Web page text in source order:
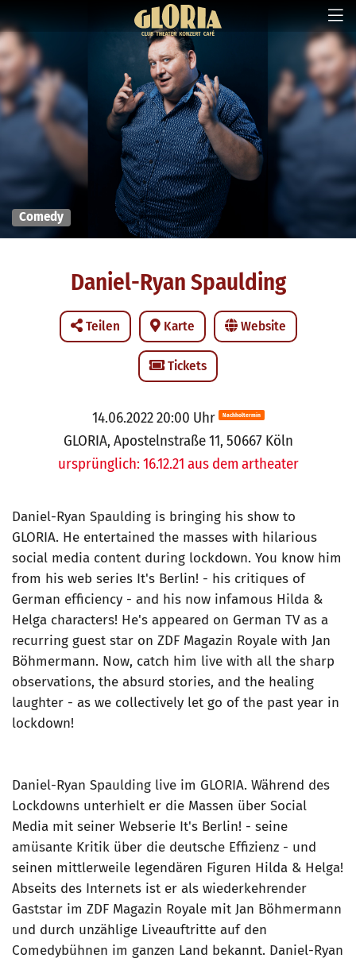
Comedy
Daniel-Ryan Spaulding
Teilen Karte Website
Tickets
14.06.2022 20:00 Uhr Nachholtermin
GLORIA, Apostelnstraße 11, 50667 Köln
ursprünglich: 16.12.21 aus dem artheater
Daniel-Ryan Spaulding is bringing his show to
GLORIA. He entertained the masses with hilarious
social media content during lockdown. You know him
from his web series It's Berlin! - his critiques of
German efficiency - and his now infamous Hilda &
Helga characters! He's appeared on German TV as a
recurring guest star on ZDF Magazin Royale with Jan
Böhmermann. Now, catch him live with all the sharp
observations, the absurd stories, and the healing
laughter - as we collectively let go of the past year in
lockdown!
Daniel-Ryan Spaulding live im GLORIA. Während des
Lockdowns unterhielt er die Massen über Social
Media mit seiner Webserie It's Berlin! - seine
amüsante Kritik über die deutsche Effizienz - und
seinen mittlerweile legendären Figuren Hilda & Helga!
Abseits des Internets ist er als wiederkehrender
Gaststar im ZDF Magazin Royale mit Jan Böhmermann
und durch unzählige Liveauftritte auf den
Comedybühnen im ganzen Land bekannt. Daniel-Ryan